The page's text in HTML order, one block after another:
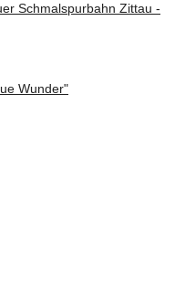
Schmalspurbahn Zittau -